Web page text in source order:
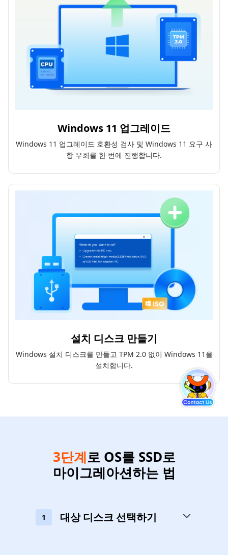
Windows 11 업그레이드
Windows 11 업그레이드 호환성 검사 및 Windows 11 요구 사
항 우회를 한 번에 진행합니다.
설치 디스크 만들기
Windows 설치 디스크를 만들고 TPM 2.0 없이 Windows 11을
설치합니다.
3단계로 OS를 SSD로
마이그레아션하는 법
1 대상 디스크 선택하기